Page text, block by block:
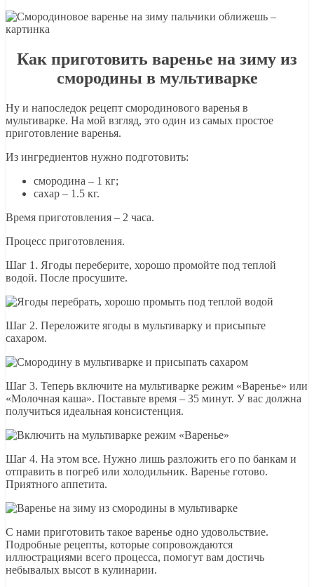
Как приготовить варенье на зиму из
смородины в мультиварке
Ну и напоследок рецепт смородинового варенья в
мультиварке. На мой взгляд, это один из самых простое
приготовление варенья.
Из ингредиентов нужно подготовить:
смородина – 1 кг;
сахар – 1.5 кг.
Время приготовления – 2 часа.
Процесс приготовления.
Шаг 1. Ягоды переберите, хорошо промойте под теплой
водой. После просушите.
Шаг 2. Переложите ягоды в мультиварку и присыпьте
сахаром.
Шаг 3. Теперь включите на мультиварке режим «Варенье» или
«Молочная каша». Поставьте время – 35 минут. У вас должна
получиться идеальная консистенция.
Шаг 4. На этом все. Нужно лишь разложить его по банкам и
отправить в погреб или холодильник. Варенье готово.
Приятного аппетита.
С нами приготовить такое варенье одно удовольствие.
Подробные рецепты, которые сопровождаются
иллюстрациями всего процесса, помогут вам достичь
небывалых высот в кулинарии.